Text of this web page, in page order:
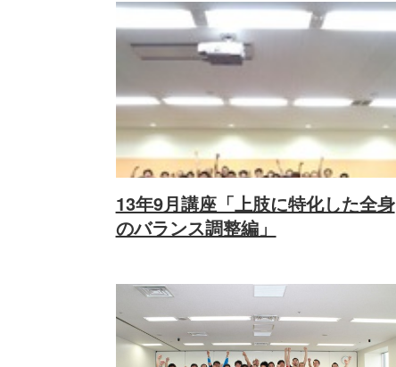
13年9月講座「上肢に特化した全身
のバランス調整編」